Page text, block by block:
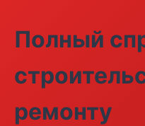
Полный
ремонту